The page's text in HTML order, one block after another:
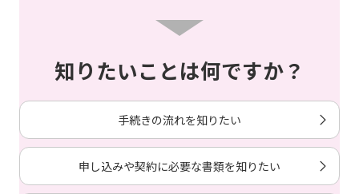
知りたいことは何ですか？
手続きの流れを知りたい
申し込みや契約に必要な書類を知りたい